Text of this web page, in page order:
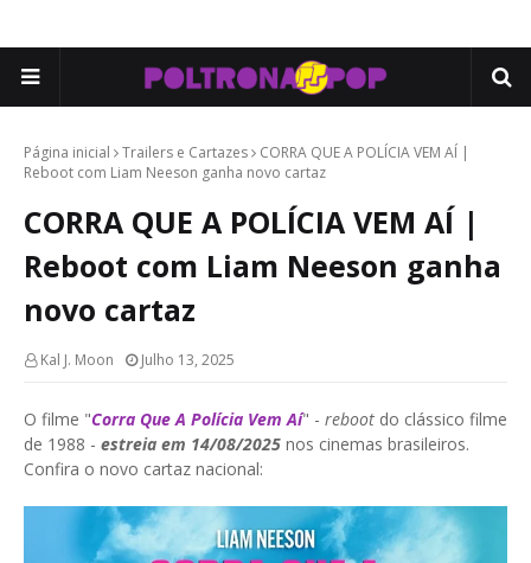
Página inicial Trailers e Cartazes
CORRA QUE A POLÍCIA VEM AÍ |
Reboot com Liam Neeson ganha novo cartaz
CORRA QUE A POLÍCIA VEM AÍ |
Reboot com Liam Neeson ganha
novo cartaz
Kal J. Moon Julho 13, 2025
O filme "Corra Que A Polícia Vem Aí" - reboot do clássico filme
de 1988 - estreia em 14/08/2025 nos cinemas brasileiros.
Confira o novo cartaz nacional: